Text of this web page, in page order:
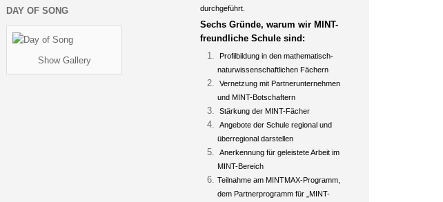
DAY OF SONG
Show Gallery
durchgeführt.
Sechs Gründe, warum wir MINT-
freundliche Schule sind:
Profilbildung in den mathematisch-
naturwissenschaftlichen Fächern
Vernetzung mit Partnerunternehmen
und MINT-Botschaftern
Stärkung der MINT-Fächer
Angebote der Schule regional und
überregional darstellen
Anerkennung für geleistete Arbeit im
MINT-Bereich
Teilnahme am MINTMAX-Programm,
dem Partnerprogramm für „MINT-